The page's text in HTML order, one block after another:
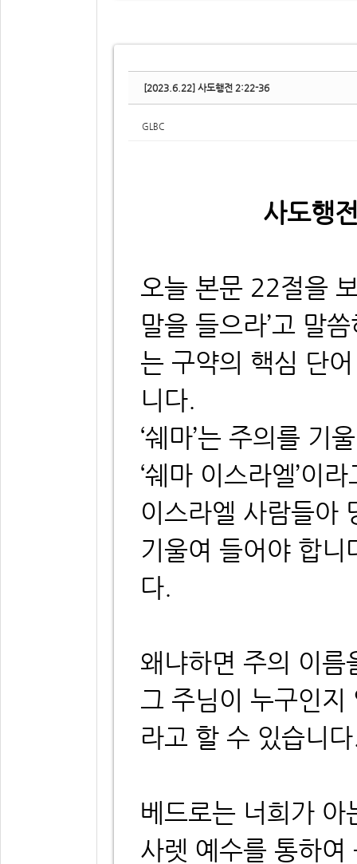
[2023.6.22] 사도행전 2:22-36
GLBC
사도행
오늘 본문 22절을
말을 들으라’고 말
는 구약의 핵심 단
니다.
‘쉐마’는 주의를 기
‘쉐마 이스라엘’이
이스라엘 사람들아
기울여 들어야 합
다.
왜냐하면 주의 이름
그 주님이 누구인지
라고 할 수 있습니
베드로는 너희가 아
사렛 예수를 통하여